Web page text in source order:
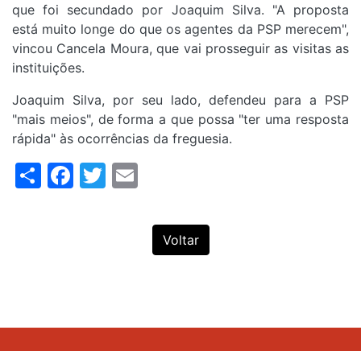
que foi secundado por Joaquim Silva. "A proposta
está muito longe do que os agentes da PSP merecem",
vincou Cancela Moura, que vai prosseguir as visitas as
instituições.
Joaquim Silva, por seu lado, defendeu para a PSP
"mais meios", de forma a que possa "ter uma resposta
rápida" às ocorrências da freguesia.
ShareFacebook
Twitter
Voltar